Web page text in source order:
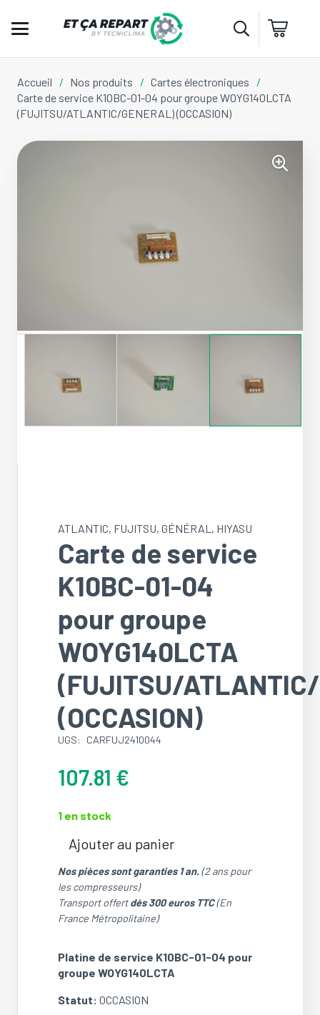
Accueil / Nos produits / Cartes électroniques
/
Carte de service K10BC-01-04 pour groupe WOYG140LCTA
(FUJITSU/ATLANTIC/GENERAL) (OCCASION)
ATLANTIC, FUJITSU, GÉNÉRAL , HIYASU
Carte de service
K10BC-01-04
pour groupe
WOYG140LCTA
(FUJITSU/
(OCCASION)
UGS: CARFUJ2410044
107.81 €
1 en stock
quantité
de
Carte
de
service
04
pour
WOYG140LCTA
Ajouter au panier
Nos pièces sont garanties 1 an.(2 ans pour
les compresseurs)
Transport offertdès 300 euros TTC(En
France Métropolitaine)
Platine de service K10BC-01-04 pour
groupe WOYG140LCTA
Statut: OCCASION